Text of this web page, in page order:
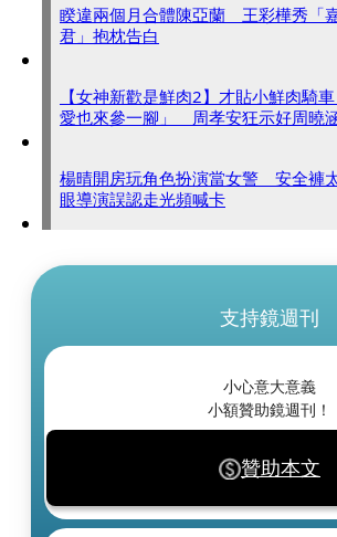
睽違兩個月合體陳亞蘭 王彩樺秀「
君」抱枕告白
【女神新歡是鮮肉2】才貼小鮮肉騎
愛也來參一腳」 周孝安狂示好周曉
楊晴開房玩角色扮演當女警 安全褲
眼導演誤認走光頻喊卡
支持鏡週刊
小心意大意義
小額贊助鏡週刊！
贊助本文